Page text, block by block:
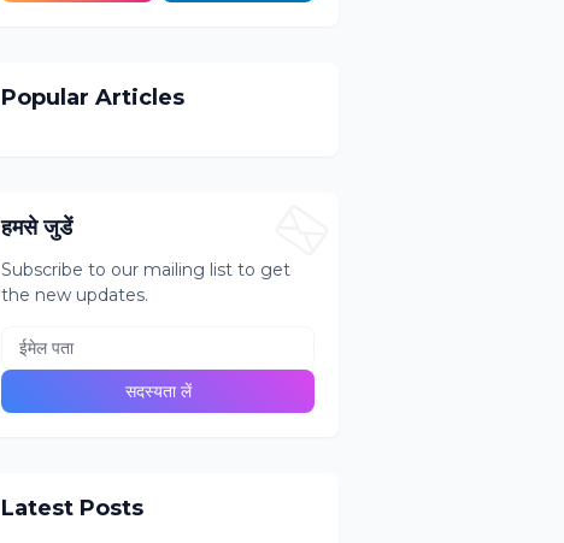
Popular Articles
हमसे जुडें
Subscribe to our mailing list to get
the new updates.
Latest Posts